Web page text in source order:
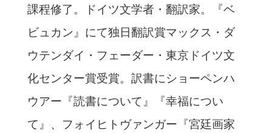
課程修了。ドイツ文学者・翻訳家。『ベ
ビュカン』にて独日翻訳賞マックス・ダ
ウテンダイ・フェーダー・東京ドイツ文
化センター賞受賞。訳書にショーペンハ
ウアー『読書について』『幸福につい
て』、フォイヒトヴァンガー『宮廷画家